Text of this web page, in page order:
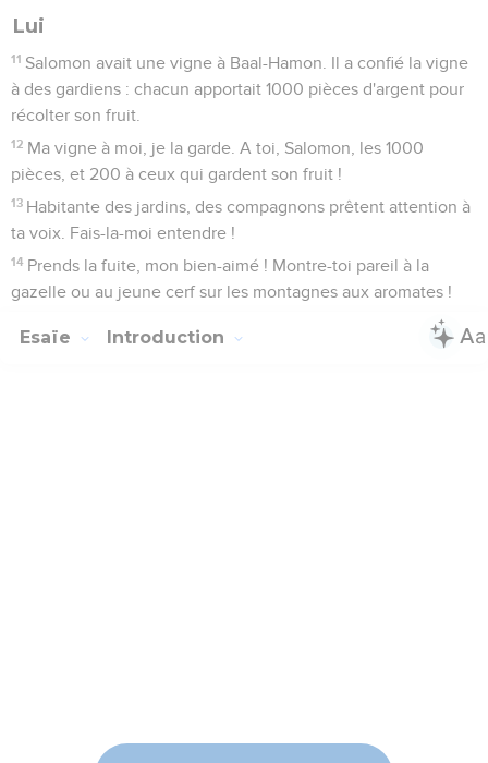
Lui
11 Salomon avait une vigne à Baal-Hamon. Il a confié la vigne
à des gardiens : chacun apportait 1000 pièces d'argent pour
récolter son fruit.
12 Ma vigne à moi, je la garde. A toi, Salomon, les 1000
pièces, et 200 à ceux qui gardent son fruit !
13 Habitante des jardins, des compagnons prêtent attention à
ta voix. Fais-la-moi entendre !
14 Prends la fuite, mon bien-aimé ! Montre-toi pareil à la
gazelle ou au jeune cerf sur les montagnes aux aromates !
Esaïe Introduction